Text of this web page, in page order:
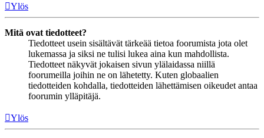
Ylös
Mitä ovat tiedotteet?
Tiedotteet usein sisältävät tärkeää tietoa foorumista jota olet
lukemassa ja siksi ne tulisi lukea aina kun mahdollista.
Tiedotteet näkyvät jokaisen sivun ylälaidassa niillä
foorumeilla joihin ne on lähetetty. Kuten globaalien
tiedotteiden kohdalla, tiedotteiden lähettämisen oikeudet antaa
foorumin ylläpitäjä.
Ylös